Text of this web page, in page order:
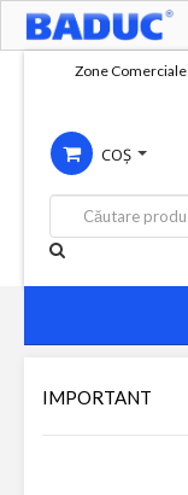
Compania
Servicii
Productie
Contact
Zone Comerciale
COȘ
IMPORTANT